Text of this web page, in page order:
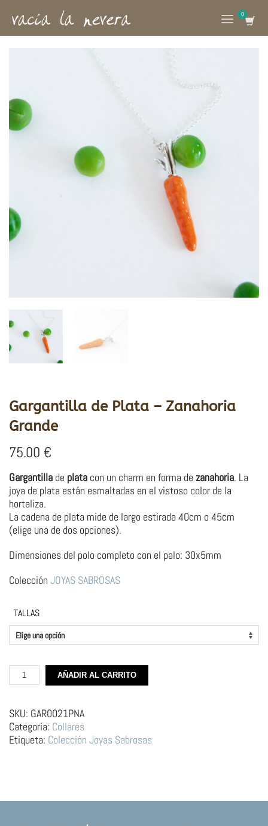
Gargantilla de Plata – Zanahoria
Grande
75.00 €
Gargantilla de plata con un charm en forma de zanahoria. La
joya de plata están esmaltadas en el vistoso color de la
hortaliza.
La cadena de plata mide de largo estirada 40cm o 45cm
(elige una de dos opciones).
Dimensiones del polo completo con el palo: 30x5mm
Colección JOYAS SABROSAS
TALLAS
Gargantilla
de
–
Zanahoria
Grande
cantidad
AÑADIR AL CARRITO
SKU: GAR0021PNA
Categoría: Collares
Etiqueta: Colección Joyas Sabrosas